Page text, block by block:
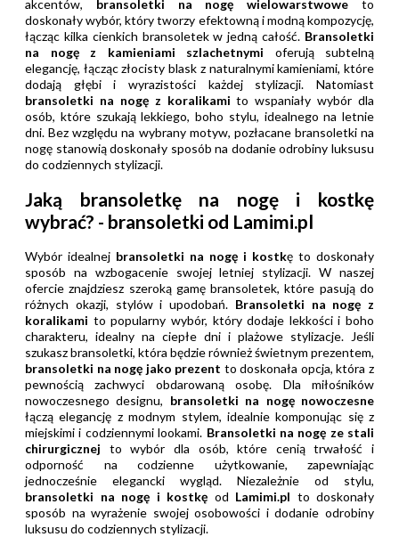
akcentów, bransoletki na nogę wielowarstwowe to
doskonały wybór, który tworzy efektowną i modną kompozycję,
łącząc kilka cienkich bransoletek w jedną całość. Bransoletki
na nogę z kamieniami szlachetnymi oferują subtelną
elegancję, łącząc złocisty blask z naturalnymi kamieniami, które
dodają głębi i wyrazistości każdej stylizacji. Natomiast
bransoletki na nogę z koralikami to wspaniały wybór dla
osób, które szukają lekkiego, boho stylu, idealnego na letnie
dni. Bez względu na wybrany motyw, pozłacane bransoletki na
nogę stanowią doskonały sposób na dodanie odrobiny luksusu
do codziennych stylizacji.
Jaką bransoletkę na nogę i kostkę
wybrać? - bransoletki od Lamimi.pl
Wybór idealnej bransoletki na nogę i kostkę to doskonały
sposób na wzbogacenie swojej letniej stylizacji. W naszej
ofercie znajdziesz szeroką gamę bransoletek, które pasują do
różnych okazji, stylów i upodobań. Bransoletki na nogę z
koralikami to popularny wybór, który dodaje lekkości i boho
charakteru, idealny na ciepłe dni i plażowe stylizacje. Jeśli
szukasz bransoletki, która będzie również świetnym prezentem,
bransoletki na nogę jako prezent to doskonała opcja, która z
pewnością zachwyci obdarowaną osobę. Dla miłośników
nowoczesnego designu, bransoletki na nogę nowoczesne
łączą elegancję z modnym stylem, idealnie komponując się z
miejskimi i codziennymi lookami. Bransoletki na nogę ze stali
chirurgicznej to wybór dla osób, które cenią trwałość i
odporność na codzienne użytkowanie, zapewniając
jednocześnie elegancki wygląd. Niezależnie od stylu,
bransoletki na nogę i kostkę od Lamimi.pl to doskonały
sposób na wyrażenie swojej osobowości i dodanie odrobiny
luksusu do codziennych stylizacji.